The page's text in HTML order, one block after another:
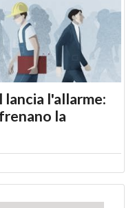
lancia l'allarme:
la